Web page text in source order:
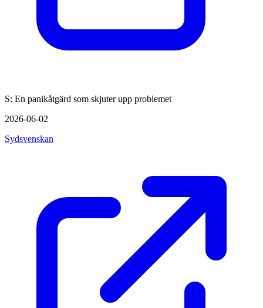
S: En panikåtgärd som skjuter upp problemet
2026-06-02
Sydsvenskan